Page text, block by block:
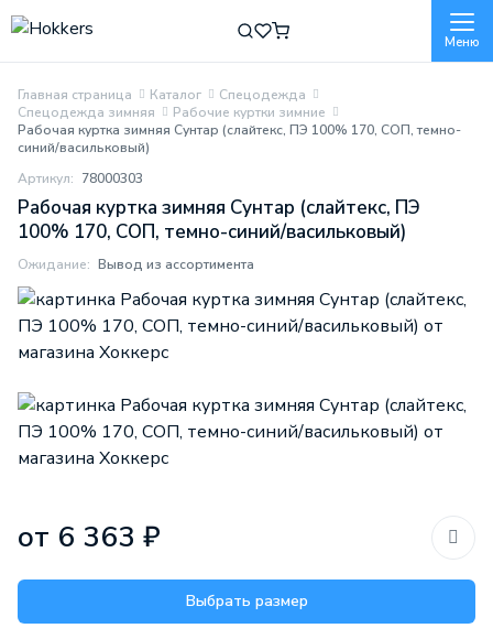
Меню
Главная страница Каталог
Спецодежда
Спецодежда зимняя
Рабочие куртки зимние
Рабочая куртка зимняя Сунтар (слайтекс, ПЭ 100% 170, СОП, темно-
синий/васильковый)
Артикул: 78000303
Рабочая куртка зимняя Сунтар (слайтекс, ПЭ
100% 170, СОП, темно-синий/васильковый)
Ожидание: Вывод из ассортимента
от 6 363 ₽
Выбрать размер